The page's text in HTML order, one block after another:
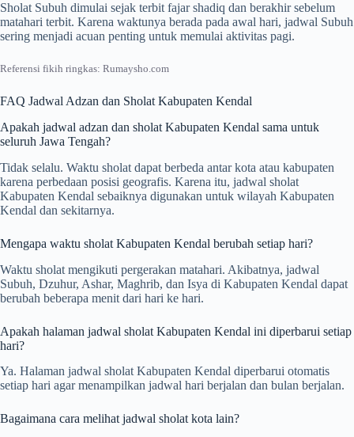
Sholat Subuh dimulai sejak terbit fajar shadiq dan berakhir sebelum
matahari terbit. Karena waktunya berada pada awal hari, jadwal Subuh
sering menjadi acuan penting untuk memulai aktivitas pagi.
Referensi fikih ringkas: Rumaysho.com
FAQ Jadwal Adzan dan Sholat Kabupaten Kendal
Apakah jadwal adzan dan sholat Kabupaten Kendal sama untuk
seluruh Jawa Tengah?
Tidak selalu. Waktu sholat dapat berbeda antar kota atau kabupaten
karena perbedaan posisi geografis. Karena itu, jadwal sholat
Kabupaten Kendal sebaiknya digunakan untuk wilayah Kabupaten
Kendal dan sekitarnya.
Mengapa waktu sholat Kabupaten Kendal berubah setiap hari?
Waktu sholat mengikuti pergerakan matahari. Akibatnya, jadwal
Subuh, Dzuhur, Ashar, Maghrib, dan Isya di Kabupaten Kendal dapat
berubah beberapa menit dari hari ke hari.
Apakah halaman jadwal sholat Kabupaten Kendal ini diperbarui setiap
hari?
Ya. Halaman jadwal sholat Kabupaten Kendal diperbarui otomatis
setiap hari agar menampilkan jadwal hari berjalan dan bulan berjalan.
Bagaimana cara melihat jadwal sholat kota lain?